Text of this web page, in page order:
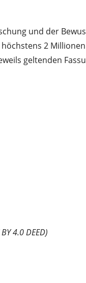
und der
2
geltenden
4.0 DEED)